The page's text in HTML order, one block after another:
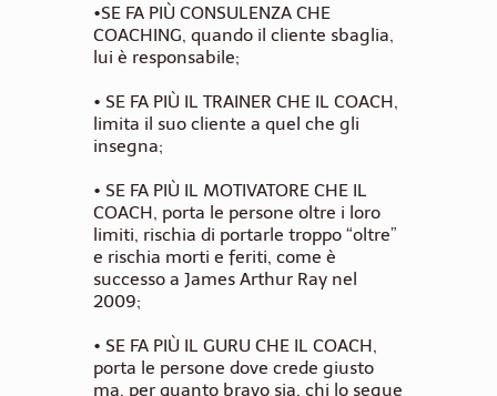
•SE FA PIÙ CONSULENZA CHE
COACHING, quando il cliente sbaglia,
lui è responsabile;
• SE FA PIÙ IL TRAINER CHE IL COACH,
limita il suo cliente a quel che gli
insegna;
• SE FA PIÙ IL MOTIVATORE CHE IL
COACH, porta le persone oltre i loro
limiti, rischia di portarle troppo “oltre”
e rischia morti e feriti, come è
successo a James Arthur Ray nel
2009;
• SE FA PIÙ IL GURU CHE IL COACH,
porta le persone dove crede giusto
ma, per quanto bravo sia, chi lo segue